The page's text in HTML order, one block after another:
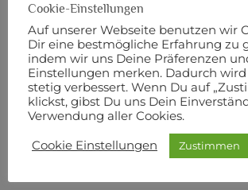
PRODUKTSICHERHEIT
110 cm Breite
100% Baumwolle
Designer:Bunny Hill Designs
Cookie-Einstellungen
Auf unserer Webseite benutzen wir
Dir eine bestmögliche Erfahrung zu
indem wir uns Deine Präferenzen
Einstellungen merken. Dadurch wird
stetig verbessert. Wenn Du auf
klickst, gibst Du uns Dein
Verwendung aller Cookies.
Cookie Einstellungen Zustimmen